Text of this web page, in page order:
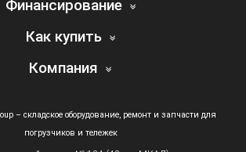
Финансирование
Как купить
Компания
– складское оборудование, ремонт и запчасти для
погрузчиков и тележек